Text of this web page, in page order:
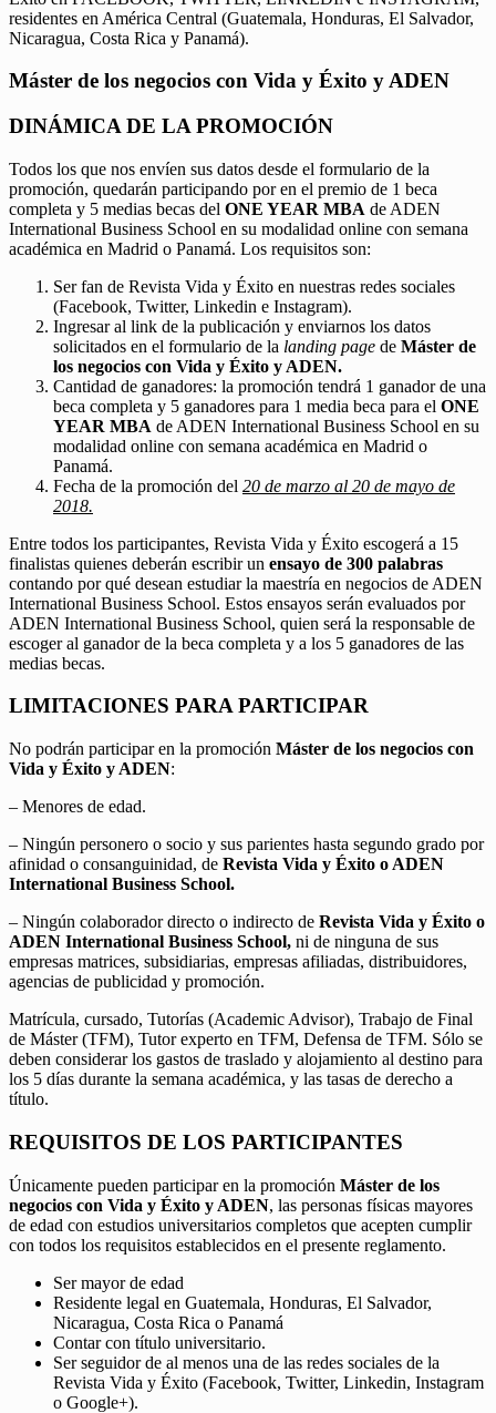
residentes en América Central (Guatemala, Honduras, El Salvador,
Nicaragua, Costa Rica y Panamá).
Máster de los negocios con Vida y Éxito y ADEN
DINÁMICA DE LA PROMOCIÓN
Todos los que nos envíen sus datos desde el formulario de la
promoción, quedarán participando por en el premio de 1 beca
completa y 5 medias becas del ONE YEAR MBA de ADEN
International Business School en su modalidad online con semana
académica en Madrid o Panamá. Los requisitos son:
Ser fan de Revista Vida y Éxito en nuestras redes sociales
(Facebook, Twitter, Linkedin e Instagram).
Ingresar al link de la publicación y enviarnos los datos
solicitados en el formulario de la landing page de Máster de
los negocios con Vida y Éxito y ADEN.
Cantidad de ganadores: la promoción tendrá 1 ganador de una
beca completa y 5 ganadores para 1 media beca para el ONE
YEAR MBA de ADEN International Business School en su
modalidad online con semana académica en Madrid o
Panamá.
Fecha de la promoción del 20 de marzo al 20 de mayo de
2018.
Entre todos los participantes, Revista Vida y Éxito escogerá a 15
finalistas quienes deberán escribir un ensayo de 300 palabras
contando por qué desean estudiar la maestría en negocios de ADEN
International Business School. Estos ensayos serán evaluados por
ADEN International Business School, quien será la responsable de
escoger al ganador de la beca completa y a los 5 ganadores de las
medias becas.
LIMITACIONES PARA PARTICIPAR
No podrán participar en la promoción Máster de los negocios con
Vida y Éxito y ADEN:
– Menores de edad.
– Ningún personero o socio y sus parientes hasta segundo grado por
afinidad o consanguinidad, de Revista Vida y Éxito o ADEN
International Business School.
– Ningún colaborador directo o indirecto de Revista Vida y Éxito o
ADEN International Business School, ni de ninguna de sus
empresas matrices, subsidiarias, empresas afiliadas, distribuidores,
agencias de publicidad y promoción.
Matrícula, cursado, Tutorías (Academic Advisor), Trabajo de Final
de Máster (TFM), Tutor experto en TFM, Defensa de TFM. Sólo se
deben considerar los gastos de traslado y alojamiento al destino para
los 5 días durante la semana académica, y las tasas de derecho a
título.
REQUISITOS DE LOS PARTICIPANTES
Únicamente pueden participar en la promoción Máster de los
negocios con Vida y Éxito y ADEN, las personas físicas mayores
de edad con estudios universitarios completos que acepten cumplir
con todos los requisitos establecidos en el presente reglamento.
Ser mayor de edad
Residente legal en Guatemala, Honduras, El Salvador,
Nicaragua, Costa Rica o Panamá
Contar con título universitario.
Ser seguidor de al menos una de las redes sociales de la
Revista Vida y Éxito (Facebook, Twitter, Linkedin, Instagram
o Google+).